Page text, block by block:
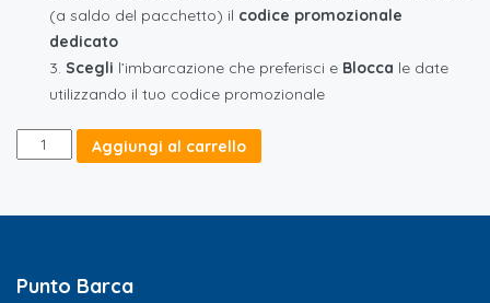
(a saldo del pacchetto) il codice promozionale
dedicato
Scegli l’imbarcazione che preferisci e Blocca le date
utilizzando il tuo codice promozionale
Gold
Days
Aggiungi al carrello
Punto Barca